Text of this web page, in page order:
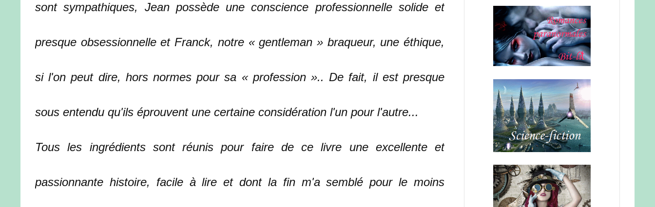
sont sympathiques, Jean possède une conscience professionnelle solide et
presque obsessionnelle et Franck, notre « gentleman » braqueur, une éthique,
si l'on peut dire, hors normes pour sa « profession ».. De fait, il est presque
sous entendu qu'ils éprouvent une certaine considération l'un pour l'autre...
Tous les ingrédients sont réunis pour faire de ce livre une excellente et
passionnante histoire, facile à lire et dont la fin m'a semblé pour le moins